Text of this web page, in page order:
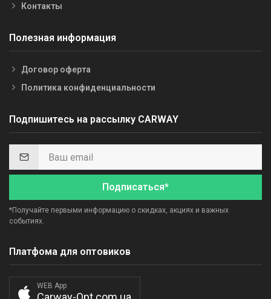
Контакты
Полезная информация
Договор оферта
Политика конфиденциальности
Подпишитесь на рассылку CARWAY
Подписаться*
*Получайте первыми информацию о скидках, акциях и важных
событиях.
Платфома для оптовиков
WEB App